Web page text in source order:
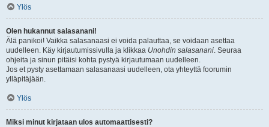
Ylös
Olen hukannut salasanani!
Älä panikoi! Vaikka salasanaasi ei voida palauttaa, se voidaan asettaa
uudelleen. Käy kirjautumissivulla ja klikkaa Unohdin salasanani. Seuraa
ohjeita ja sinun pitäisi kohta pystyä kirjautumaan uudelleen.
Jos et pysty asettamaan salasanaasi uudelleen, ota yhteyttä foorumin
ylläpitäjään.
Ylös
Miksi minut kirjataan ulos automaattisesti?